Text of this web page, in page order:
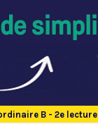
B - 2e lecture